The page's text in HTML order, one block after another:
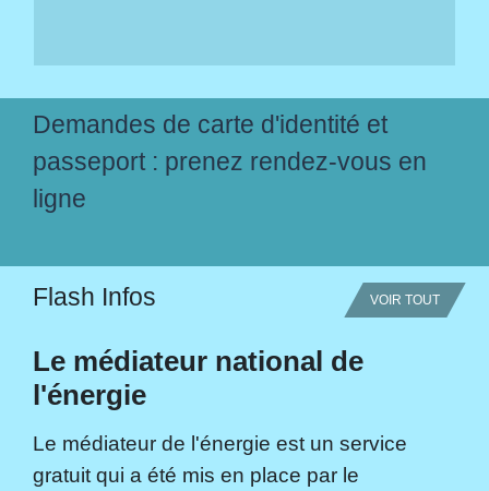
Demandes de carte d'identité et
passeport : prenez rendez-vous en
ligne
Flash Infos VOIR TOUT
Le médiateur national de
l'énergie
Le médiateur de l'énergie est un service
gratuit qui a été mis en place par le